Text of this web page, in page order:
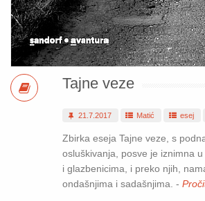
Tajne veze
21.7.2017 Matić esej
Zbirka eseja Tajne veze, s
osluškivanja, posve je iznimna
i glazbenicima, i preko njih,
ondašnjima i sadašnjima. -